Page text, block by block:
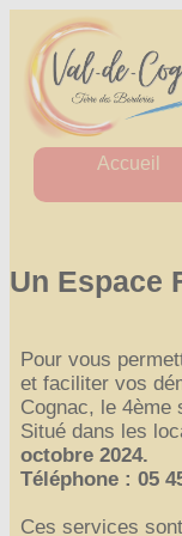
Accueil
Département
Région
Un Espace
Pour vous
et faciliter vos
Cognac, le 4ème
Situé dans les
octobre 2024.
Téléphone : 05
Ces services